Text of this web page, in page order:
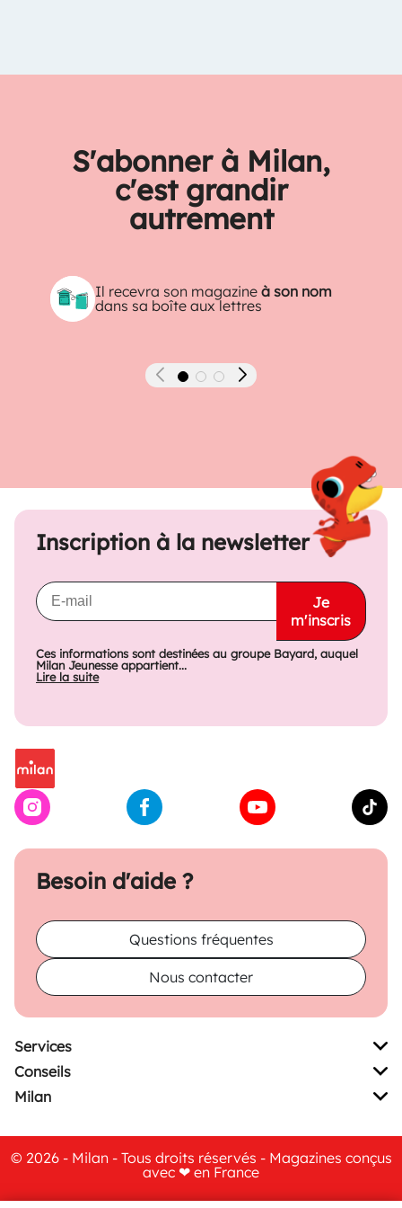
S'abonner à Milan,
c'est grandir
autrement
Il recevra son magazineà son nom
dans sa boîte aux lettres
Précédent Suivant
Besoin d'aide ?
Questions fréquentes
Nous contacter
Inscription à la newsletter
Je
m'inscris
Ces informations sont destinées au groupe Bayard, auquel
Milan Jeunesse appartient...
Lire la suite
Services
Conseils
Milan
© 2026 - Milan - Tous droits réservés - Magazines conçus
avec ❤ en France